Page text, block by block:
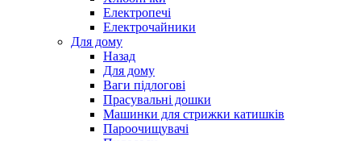
Електропечі
Електрочайники
Для дому
Назад
Для дому
Ваги підлогові
Прасувальні дошки
Машинки для стрижки катишків
Пароочищувачі